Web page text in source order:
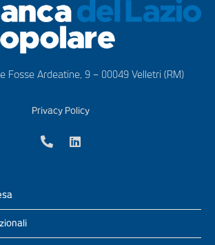
Fosse Ardeatine, 9 – 00049 Velletri (RM)
Privacy Policy